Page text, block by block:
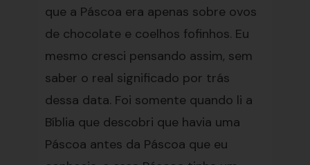
que a Páscoa era apenas sobre ovos
de chocolate e coelhos fofinhos. Eu
mesmo cresci pensando assim, sem
saber o real significado por trás
dessa data. Foi somente quando li a
Bíblia que descobri que havia uma
Páscoa antes da Páscoa que eu